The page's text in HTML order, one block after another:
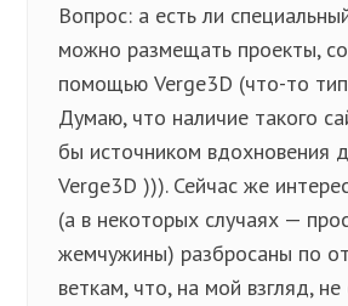
Вопрос: а есть ли
можно размещать проекты,
помощью Verge3D (что-то
Думаю, что наличие такого
бы источником вдохновения
Verge3D ))). Сейчас же
(а в некоторых случаях —
жемчужины) разбросаны по
веткам, что, на мой взгляд, не